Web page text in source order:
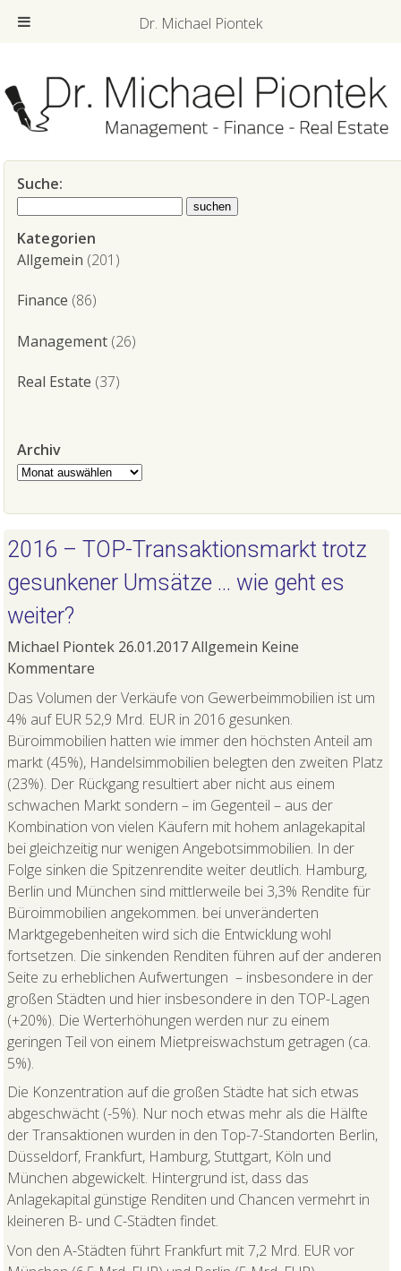
Suche:
Kategorien
Allgemein (201)
Finance (86)
Management(26)
Real Estate (37)
Archiv
Archiv
2016 – TOP-Transaktionsmarkt trotz
gesunkener Umsätze … wie geht es
weiter?
Michael Piontek 26.01.2017 Allgemein Keine
Kommentare
Das Volumen der Verkäufe von Gewerbeimmobilien ist um
4% auf EUR 52,9 Mrd. EUR in 2016 gesunken.
Büroimmobilien hatten wie immer den höchsten Anteil am
markt (45%), Handelsimmobilien belegten den zweiten Platz
(23%). Der Rückgang resultiert aber nicht aus einem
schwachen Markt sondern – im Gegenteil – aus der
Kombination von vielen Käufern mit hohem anlagekapital
bei gleichzeitig nur wenigen Angebotsimmobilien. In der
Folge sinken die Spitzenrendite weiter deutlich. Hamburg,
Berlin und München sind mittlerweile bei 3,3% Rendite für
Büroimmobilien angekommen. bei unveränderten
Marktgegebenheiten wird sich die Entwicklung wohl
fortsetzen. Die sinkenden Renditen führen auf der anderen
Seite zu erheblichen Aufwertungen – insbesondere in der
großen Städten und hier insbesondere in den TOP-Lagen
(+20%). Die Werterhöhungen werden nur zu einem
geringen Teil von einem Mietpreiswachstum getragen (ca.
5%).
Die Konzentration auf die großen Städte hat sich etwas
abgeschwächt (-5%). Nur noch etwas mehr als die Hälfte
der Transaktionen wurden in den Top-7-Standorten Berlin,
Düsseldorf, Frankfurt, Ham­burg, Stuttgart, Köln und
München abgewickelt. Hintergrund ist, dass das
Anlagekapital günstige Renditen und Chancen vermehrt in
kleineren B- und C-Städten findet.
Von den A-Städten führt Frankfurt mit 7,2 Mrd. EUR vor
Dr. Michael Piontek